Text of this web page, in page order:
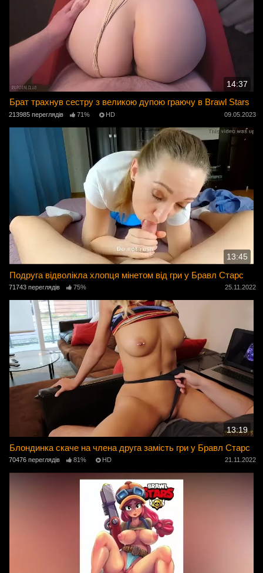
14:37
Брат трахнув сестру з великою дупою граючу в Brawl Stars
213985 переглядів 71% HD 09.05.2023
13:45
Подруга відволікла хлопця мінетом від гри у Бравл Старс
71743 переглядів 75% 25.11.2022
13:19
Блондинка скаче на члена друга замість гри у Бравл Старс
70476 переглядів 81% HD 21.11.2022